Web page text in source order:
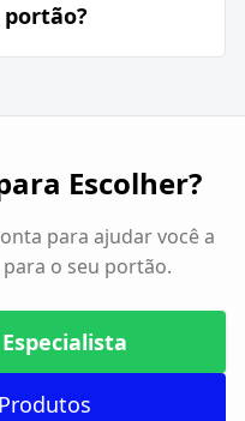
Escolher?
para ajudar você a
o seu portão.